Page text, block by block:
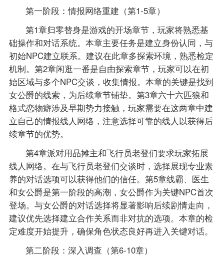
第一阶段：情报网络重建（第1-5章）
第1章归零替身是游戏的开场章节，玩家将熟悉基
础操作和对话系统。本章主要任务是建立身份认同，与
初始NPC建立联系。建议在此章多探索环境，熟悉检定
机制。第2章闲逛一番是自由探索章节，玩家可以在初
始区域与多个NPC交谈，收集情报。本章的关键是找到
女公爵的线索，为后续章节铺垫。第3章六十六匹狼和
格式恋物癖涉及早期势力接触，玩家需要在这两章中建
立自己的情报线人网络，注意选择可靠的线人以获得后
续章节的优势。
第4章派对用品摊主和飞行员老登们要求玩家拓展
线人网络。在与飞行员老登们交谈时，选择展现专业素
养的对话选项可以获得他们的信任。第5章线霸、医生
和女公爵是第一阶段的高潮，女公爵作为关键NPC首次
登场。与女公爵的对话选择将显著影响后续剧情走向，
建议优先选择建立合作关系而非对抗的选项。本章的检
定难度开始提升，确保角色状态良好再进入关键对话。
第二阶段：深入调查（第6-10章）